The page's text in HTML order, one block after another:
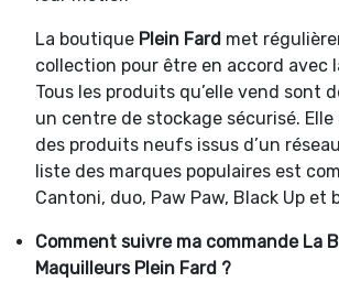
La boutique Plein Fard met
collection pour être en accord avec
Tous les produits qu’elle vend sont
un centre de stockage sécurisé.
des produits neufs issus d’un
liste des marques populaires est
Cantoni, duo, Paw Paw, Black Up et
Comment suivre ma commande La
Maquilleurs Plein Fard ?